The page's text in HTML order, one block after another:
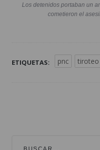
Los detenidos portaban un
cometieron el
ETIQUETAS: pnc tiroteo